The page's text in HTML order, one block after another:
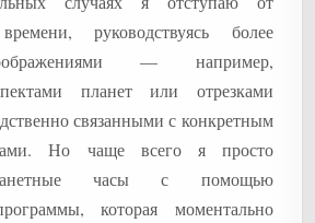
руководствуясь более
— например,
планет или отрезками
связанными с конкретным
Но чаще всего я просто
часы с помощью
которая моментально